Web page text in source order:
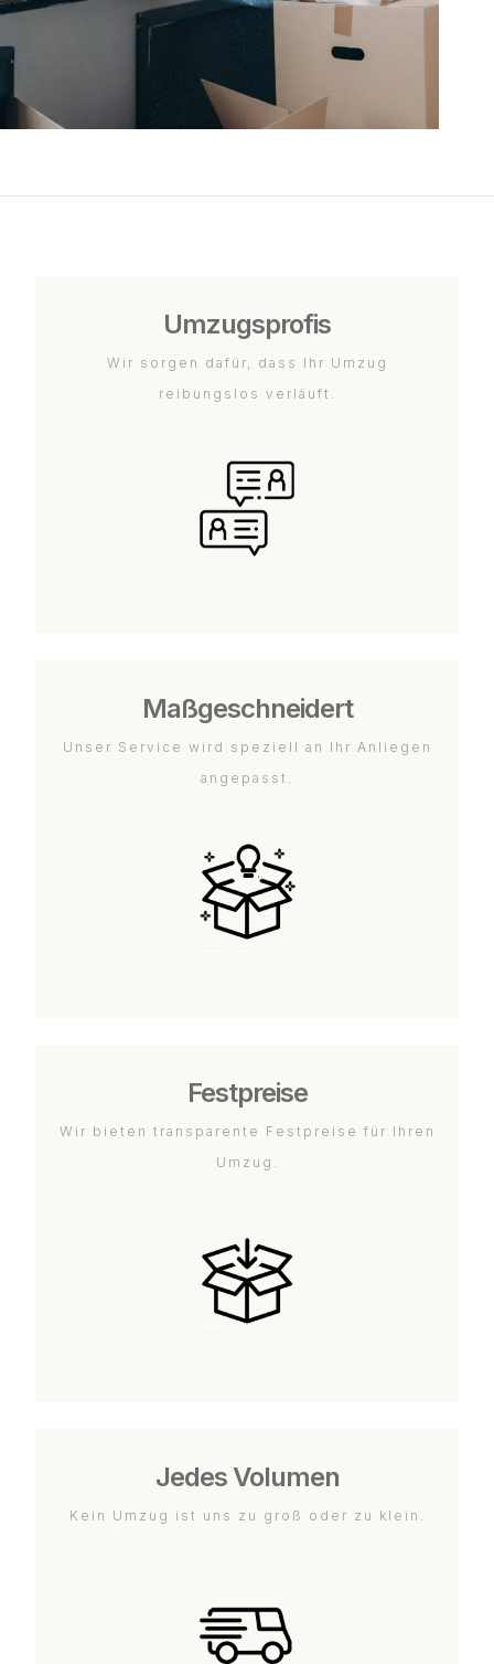
Umzugsprofis
Wir sorgen dafür, dass Ihr Umzug
reibungslos verläuft.
Maßgeschneidert
Unser Service wird speziell an Ihr Anliegen
angepasst.
Festpreise
Wir bieten transparente Festpreise für Ihren
Umzug.
Jedes Volumen
Kein Umzug ist uns zu groß oder zu klein.